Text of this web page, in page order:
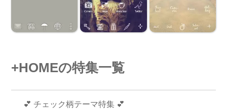
+HOMEの特集一覧
💕 チェック柄テーマ特集 💕